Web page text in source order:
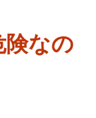
険なの